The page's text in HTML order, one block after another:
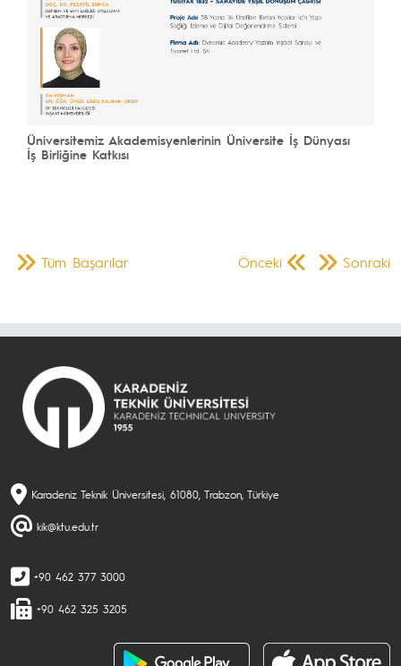
Üniversitemiz Akademisyenlerinin Üniversite İş Dünyası
İş Birliğine Katkısı
Önceki Sonraki
Tüm Başarılar
Karadeniz Teknik Üniversitesi, 61080, Trabzon, Türkiye
kik@ktu.edu.tr
+90 462 377 3000
+90 462 325 3205